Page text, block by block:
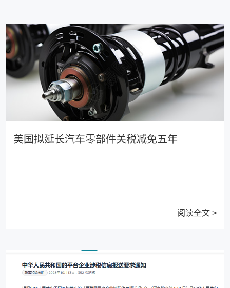
美国拟延长汽车零部件关税减免五年
阅读全文 >